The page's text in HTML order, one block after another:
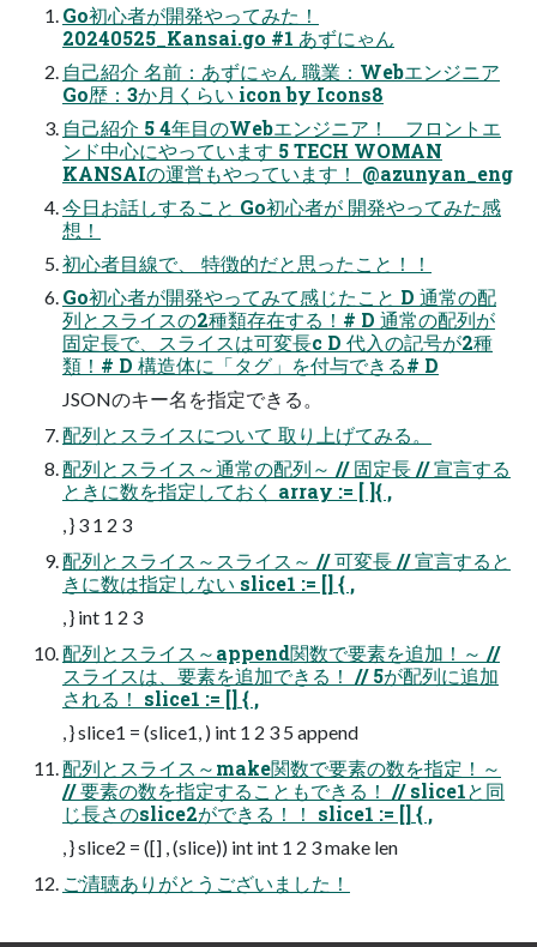
Go初心者が開発やってみた！
20240525_Kansai.go #1 あずにゃん
自己紹介 名前：あずにゃん 職業：Webエンジニア
Go歴：3か月くらい icon by Icons8
自己紹介 5 4年目のWebエンジニア！ フロントエ
ンド中心にやっています 5 TECH WOMAN
KANSAIの運営もやっています！ @azunyan_eng
今日お話しすること Go初心者が 開発やってみた感
想！
⁩初心者目線で、 特徴的だと思ったこと！！
Go初心者が開発やってみて感じたこと D 通常の配
列とスライスの2種類存在する！# D 通常の配列が
固定長で、スライスは可変長c D 代入の記号が2種
類！# D 構造体に「タグ」を付与できる# D
JSONのキー名を指定できる。
配列とスライスについて 取り上げてみる。
配列とスライス～通常の配列～ // 固定長 // 宣言する
ときに数を指定しておく array := [ ]{ ,
, } 3 1 2 3
配列とスライス～⁩スライス～ // 可変長 // 宣言すると
きに数は指定しない slice1 := [] { ,
, } int 1 2 3
配列とスライス～append関数で要素を追加！～ //
スライスは、要素を追加できる！ // 5が配列に追加
される！ slice1 := [] { ,
, } slice1 = (slice1, ) int 1 2 3 5 append
配列とスライス～make関数で要素の数を指定！～
// 要素の数を指定することもできる！ // slice1と同
じ長さのslice2ができる！！ slice1 := [] { ,
, } slice2 = ([] , (slice)) int int 1 2 3 make len
ご清聴ありがとうございました！